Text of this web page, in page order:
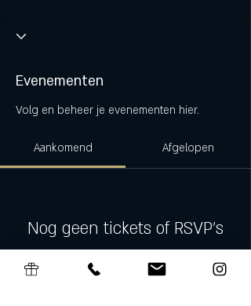
Evenementen
Volg en beheer je evenementen hier.
Aankomend Afgelopen
Nog geen tickets of RSVP's